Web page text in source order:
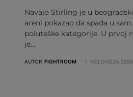
Navajo Stirling je u
areni pokazao da spada u
poluteške kategorije. U prvoj
je…
AUTOR FIGHTROOM 1. KOLOVOZA